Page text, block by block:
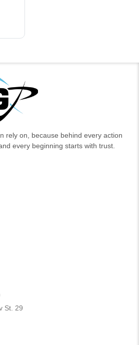
rely on, because behind every action
every beginning starts with trust.
St. 29